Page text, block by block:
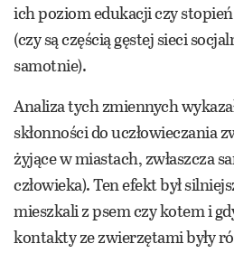
ich poziom edukacji czy
(czy są częścią gęstej sieci
samotnie).
Analiza tych zmiennych
skłonności do uczłowieczania
żyjące w miastach, zwłaszcza
człowieka). Ten efekt był
mieszkali z psem czy kotem i
kontakty ze zwierzętami były